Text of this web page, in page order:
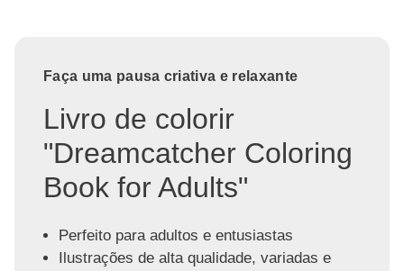
Faça uma pausa criativa e relaxante
Livro de colorir
"Dreamcatcher Coloring
Book for Adults"
Perfeito para adultos e entusiastas
Ilustrações de alta qualidade, variadas e